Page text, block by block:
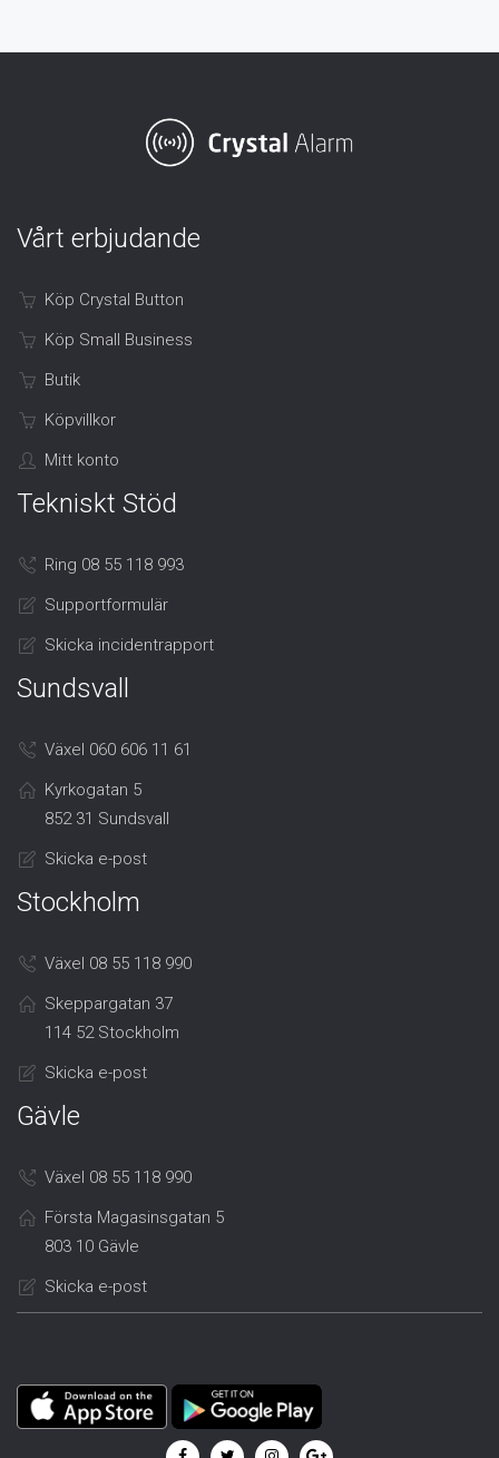
Vårt erbjudande
Köp Crystal Button
Köp Small Business
Butik
Köpvillkor
Mitt konto
Tekniskt Stöd
Ring 08 55 118 993
Supportformulär
Skicka incidentrapport
Sundsvall
Växel 060 606 11 61
Kyrkogatan 5
852 31 Sundsvall
Skicka e-post
Stockholm
Växel 08 55 118 990
Skeppargatan 37
114 52 Stockholm
Skicka e-post
Gävle
Växel 08 55 118 990
Första Magasinsgatan 5
803 10 Gävle
Skicka e-post